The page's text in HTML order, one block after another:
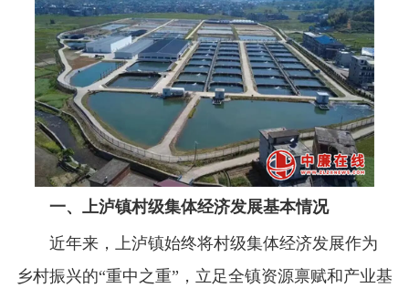
一、上泸镇村级集体经济发展基本情况
近年来，上泸镇始终将村级集体经济发展作为
乡村振兴的“重中之重”，立足全镇资源禀赋和产业基